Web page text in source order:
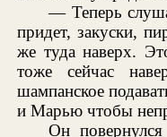
— Теперь
придет, закуски,
же туда наверх.
тоже сейчас
шампанское
и Марью чтобы
Он